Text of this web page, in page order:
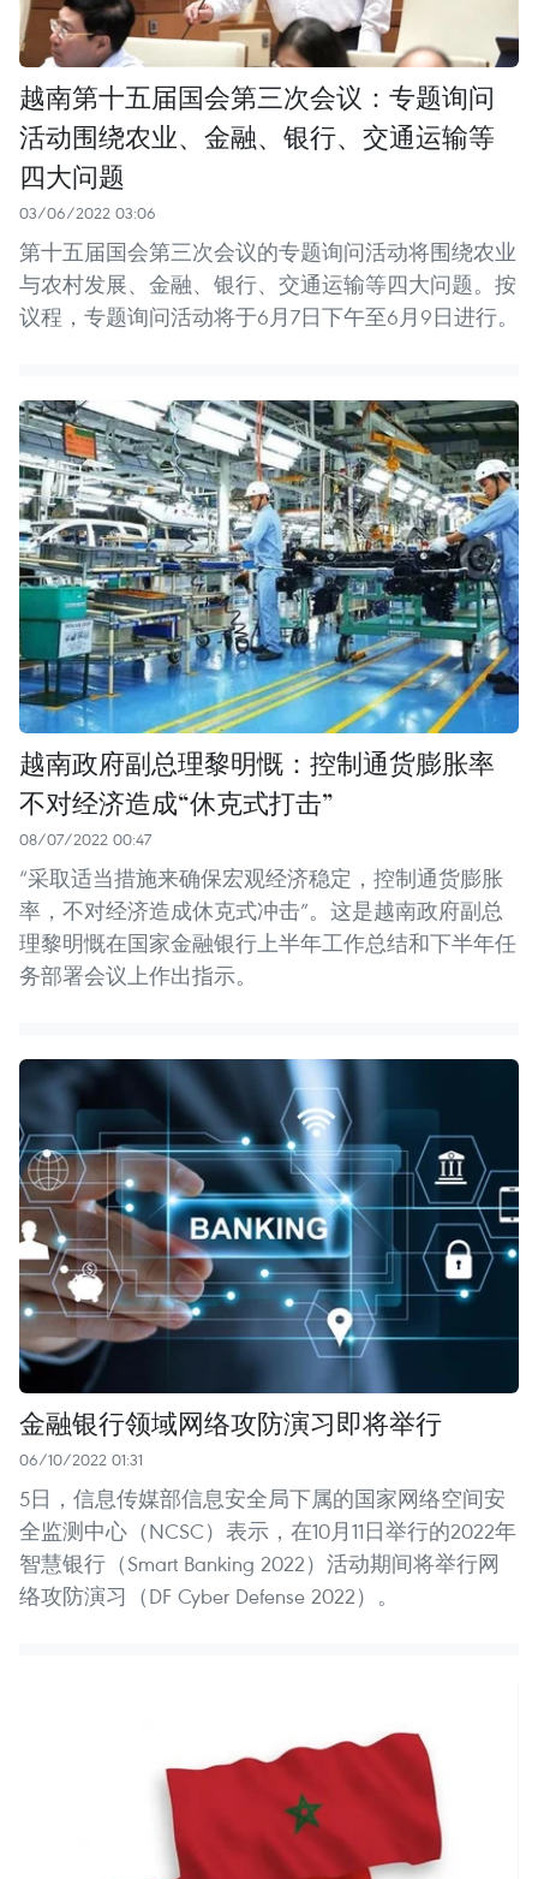
越南第十五届国会第三次会议：专题询问
活动围绕农业、金融、银行、交通运输等
四大问题
03/06/2022 03:06
第十五届国会第三次会议的专题询问活动将围绕农业
与农村发展、金融、银行、交通运输等四大问题。按
议程，专题询问活动将于6月7日下午至6月9日进行。
越南政府副总理黎明慨：控制通货膨胀率
不对经济造成“休克式打击”
08/07/2022 00:47
“采取适当措施来确保宏观经济稳定，控制通货膨胀
率，不对经济造成休克式冲击”。这是越南政府副总
理黎明慨在国家金融银行上半年工作总结和下半年任
务部署会议上作出指示。
金融银行领域网络攻防演习即将举行
06/10/2022 01:31
5日，信息传媒部信息安全局下属的国家网络空间安
全监测中心（NCSC）表示，在10月11日举行的2022年
智慧银行（Smart Banking 2022）活动期间将举行网
络攻防演习（DF Cyber Defense 2022）。